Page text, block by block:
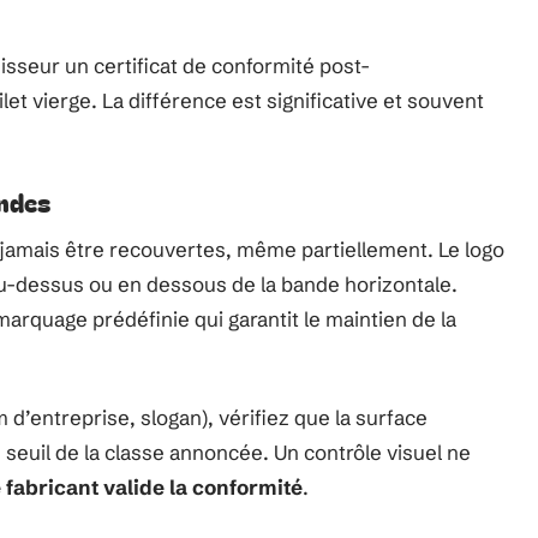
un certificat de conformité post-
vierge. La différence est significative et souvent
être recouvertes, même partiellement. Le logo
dessus ou en dessous de la bande horizontale.
prédéfinie qui garantit le maintien de la
slogan), vérifiez que la surface
de la classe annoncée. Un contrôle visuel ne
valide la conformité.